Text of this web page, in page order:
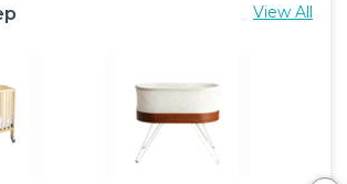
View All